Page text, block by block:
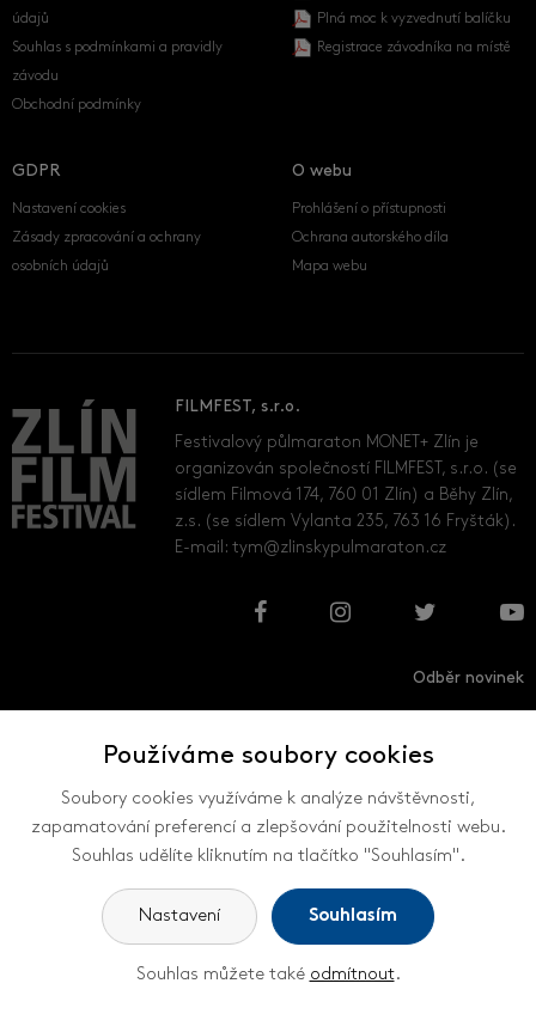
údajů
Souhlas s podmínkami a pravidly
závodu
Obchodní podmínky
Plná moc k vyzvednutí balíčku
Registrace závodníka na místě
GDPR
Nastavení cookies
Zásady zpracování a ochrany
osobních údajů
O webu
Prohlášení o přístupnosti
Ochrana autorského díla
Mapa webu
FILMFEST, s.r.o.
Festivalový půlmaraton MONET+ Zlín je
organizován společností FILMFEST, s.r.o. (se
sídlem Filmová 174, 760 01 Zlín) a Běhy Zlín,
z.s. (se sídlem Vylanta 235, 763 16 Fryšták).
E-mail:tym@zlinskypulmaraton.cz
Odběr novinek
VŠECHNY KONTAKTY
Používáme soubory cookies
Soubory cookies využíváme k analýze návštěvnosti,
zapamatování preferencí a zlepšování použitelnosti webu.
Souhlas udělíte kliknutím na tlačítko "Souhlasím".
Nastavení Souhlasím
Souhlas můžete také odmítnout.